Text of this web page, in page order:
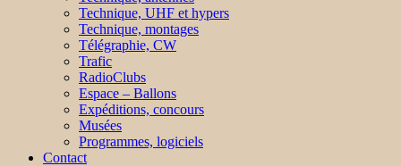
Technique, UHF et hypers
Technique, montages
Télégraphie, CW
Trafic
RadioClubs
Espace – Ballons
Expéditions, concours
Musées
Programmes, logiciels
Contact